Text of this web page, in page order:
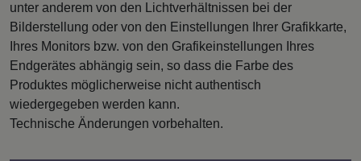
unter anderem von den Lichtverhältnissen bei der
Bilderstellung oder von den Einstellungen Ihrer Grafikkarte,
Ihres Monitors bzw. von den Grafikeinstellungen Ihres
Endgerätes abhängig sein, so dass die Farbe des
Produktes möglicherweise nicht authentisch
wiedergegeben werden kann.
Technische Änderungen vorbehalten.